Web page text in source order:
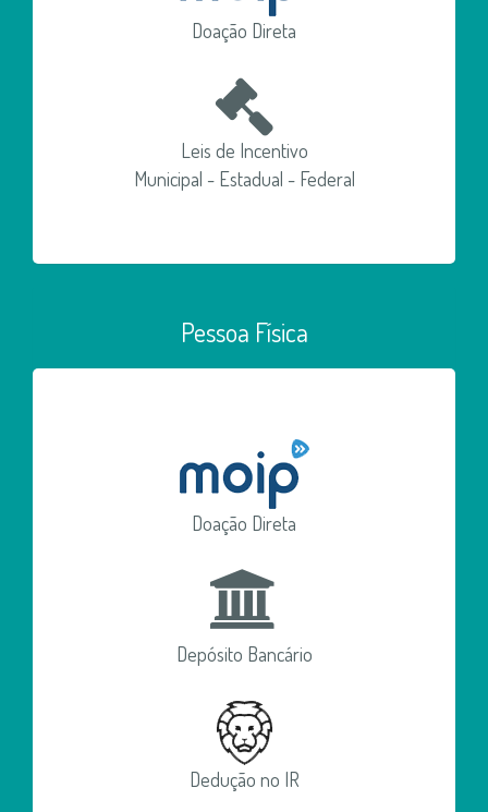
Doação Direta
Leis de Incentivo
Municipal - Estadual - Federal
Pessoa Física
Doação Direta
Depósito Bancário
Dedução no IR